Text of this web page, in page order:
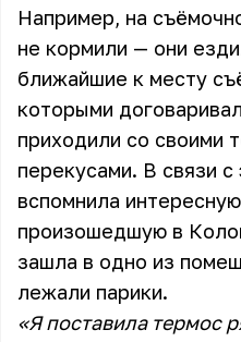
Например, на
не кормили — они
ближайшие к месту
которыми
приходили со своими
перекусами. В связи
вспомнила
произошедшую в
зашла в одно из
лежали парики.
«Я поставила термос